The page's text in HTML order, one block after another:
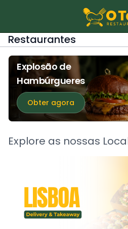
Restaurantes
Explosão de
Hambúrgueres
Obter agora
Explore as nossas